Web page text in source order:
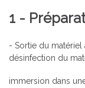
1 -
- Sortie du matériel
désinfection du
immersion dans